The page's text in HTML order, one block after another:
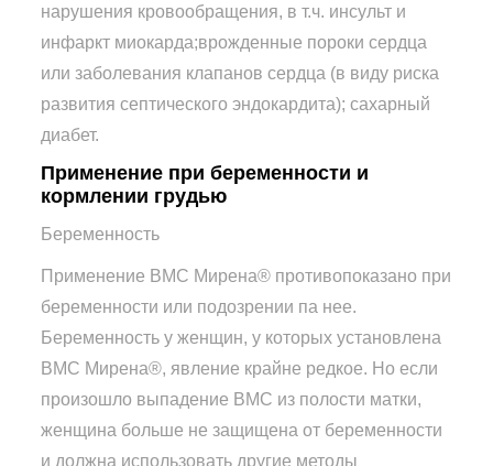
нарушения кровообращения, в т.ч. инсульт и
инфаркт миокарда;врожденные пороки сердца
или заболевания клапанов сердца (в виду риска
развития септического эндокардита); сахарный
диабет.
Применение при беременности и
кормлении грудью
Беременность
Применение ВМС Мирена® противопоказано при
беременности или подозрении па нее.
Беременность у женщин, у которых установлена
ВМС Мирена®, явление крайне редкое. Но если
произошло выпадение ВМС из полости матки,
женщина больше не защищена от беременности
и должна использовать другие методы